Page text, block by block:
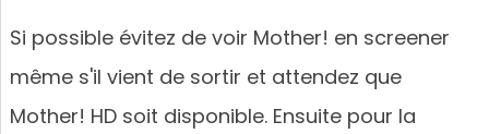
Si possible évitez de voir Mother! en screener
même s'il vient de sortir et attendez que
Mother! HD soit disponible. Ensuite pour la